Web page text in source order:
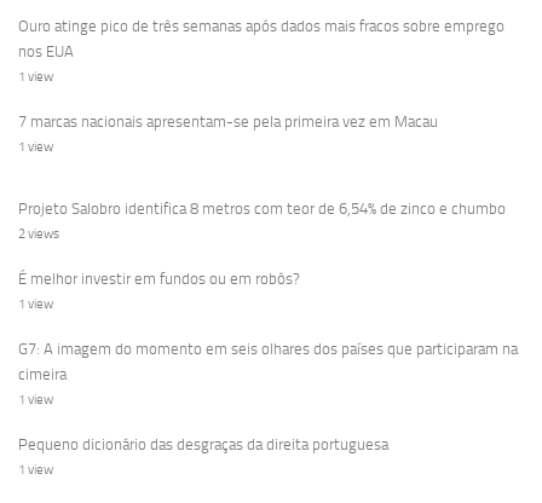
Ouro atinge pico de três semanas após dados mais fracos sobre emprego
nos EUA
1 view
7 marcas nacionais apresentam-se pela primeira vez em Macau
1 view
Projeto Salobro identifica 8 metros com teor de 6,54% de zinco e chumbo
2 views
É melhor investir em fundos ou em robôs?
1 view
G7: A imagem do momento em seis olhares dos países que participaram na
cimeira
1 view
Pequeno dicionário das desgraças da direita portuguesa
1 view